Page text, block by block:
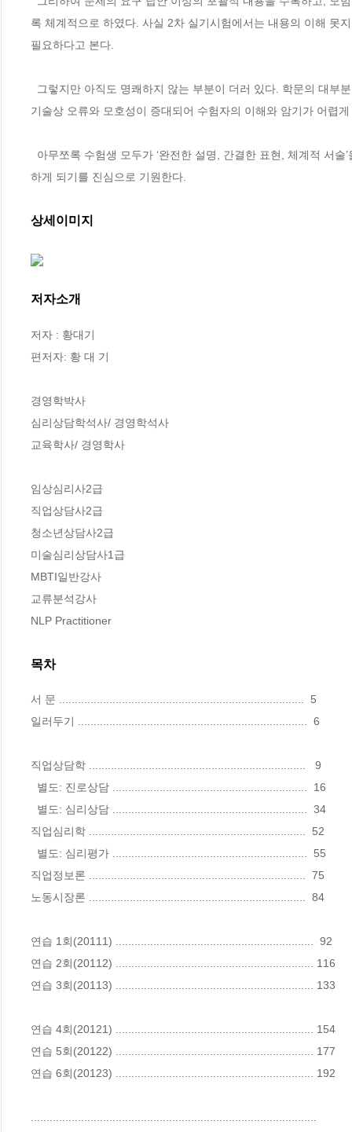
록 체계적으로 하였다. 사실 2차 실기시험에서는 내용의 이해 못
필요하다고 본다.
기술상 오류와 모호성이 증대되어 수험자의 이해와 암기가 어렵
하게 되기를 진심으로 기원한다.
상세이미지
저자소개
저자 : 황대기
편저자: 황 대 기
경영학박사
심리상담학석사/ 경영학석사
교육학사/ 경영학사
임상심리사2급
직업상담사2급
청소년상담사2급
미술심리상담사1급
MBTI일반강사
교류분석강사
NLP Practitioner
목차
서 문 ..............................................................................  5
일러두기 .........................................................................  6
직업상담학 .....................................................................   9
직업심리학 .....................................................................  52
직업정보론 .....................................................................  75
노동시장론 .....................................................................  84
연습 1회(20111) ...............................................................  92
연습 2회(20112) ............................................................... 116
연습 3회(20113) ............................................................... 133
연습 4회(20121) ............................................................... 154
연습 5회(20122) ............................................................... 177
연습 6회(20123) ............................................................... 192